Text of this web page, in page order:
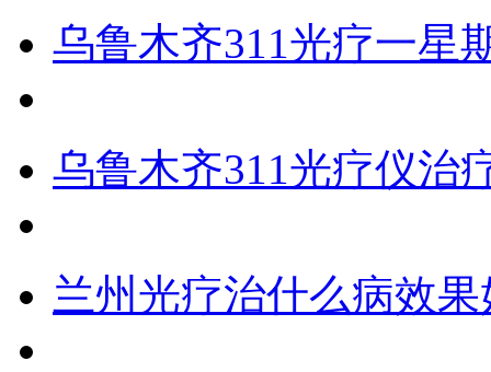
乌鲁木齐311光疗一星
乌鲁木齐311光疗仪治
兰州光疗治什么病效果